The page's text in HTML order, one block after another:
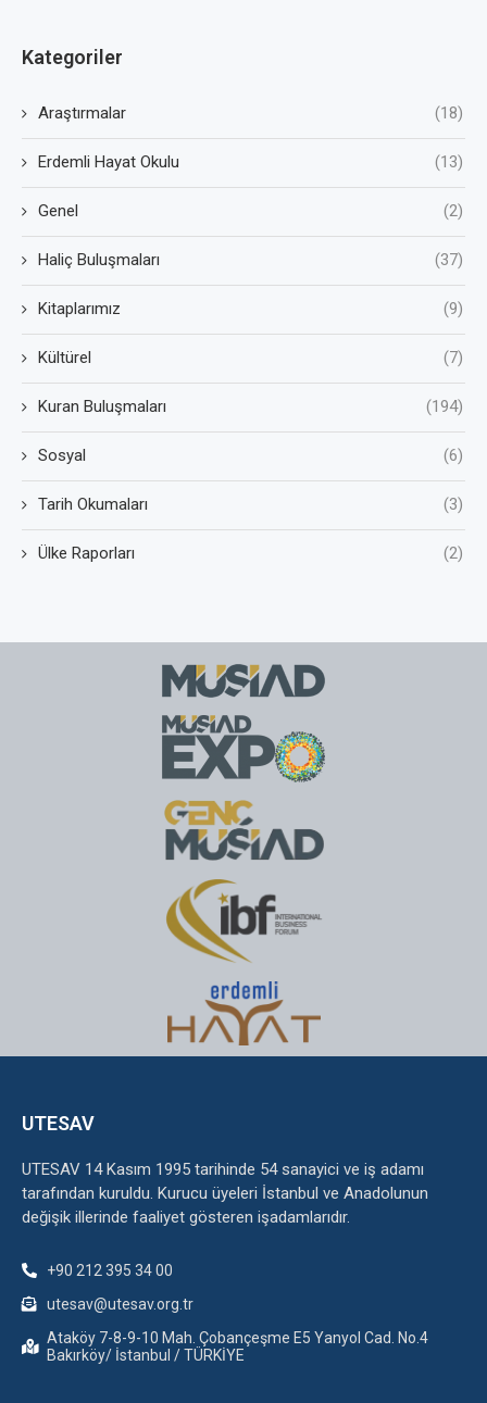
Kategoriler
Araştırmalar (18)
Erdemli Hayat Okulu (13)
Genel (2)
Haliç Buluşmaları (37)
Kitaplarımız (9)
Kültürel (7)
Kuran Buluşmaları (194)
Sosyal (6)
Tarih Okumaları (3)
Ülke Raporları (2)
UTESAV
UTESAV 14 Kasım 1995 tarihinde 54 sanayici ve iş adamı
tarafından kuruldu. Kurucu üyeleri İstanbul ve Anadolunun
değişik illerinde faaliyet gösteren işadamlarıdır.
+90 212 395 34 00
utesav@utesav.org.tr
Ataköy 7-8-9-10 Mah. Çobançeşme E5 Yanyol Cad. No.4
Bakırköy/ İstanbul / TÜRKİYE